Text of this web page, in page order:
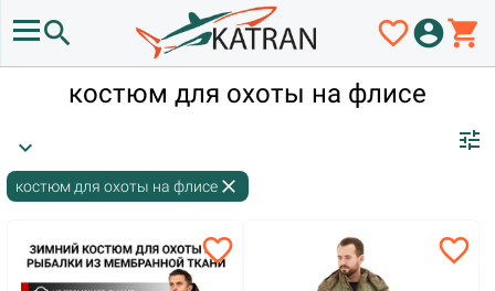
search favorite_borderaccount_circleshopping_cart
костюм для охоты на флисе
expand_more tune
костюм для охоты на флисе close
favorite_border favorite_border